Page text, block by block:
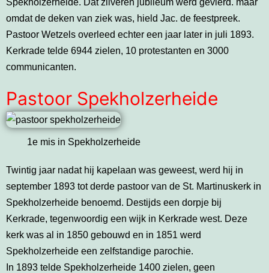
Spekholzerheide. Dat zilveren jubileum werd gevierd. maar
omdat de deken van ziek was, hield Jac. de feestpreek.
Pastoor Wetzels overleed echter een jaar later in juli 1893.
Kerkrade telde 6944 zielen, 10 protestanten en 3000
communicanten.
Pastoor Spekholzerheide
1e mis in Spekholzerheide
Twintig jaar nadat hij kapelaan was geweest, werd hij in
september 1893 tot derde pastoor van de St. Martinuskerk in
Spekholzerheide benoemd. Destijds een dorpje bij
Kerkrade, tegenwoordig een wijk in Kerkrade west. Deze
kerk was al in 1850 gebouwd en in 1851 werd
Spekholzerheide een zelfstandige parochie.
In 1893 telde Spekholzerheide 1400 zielen, geen